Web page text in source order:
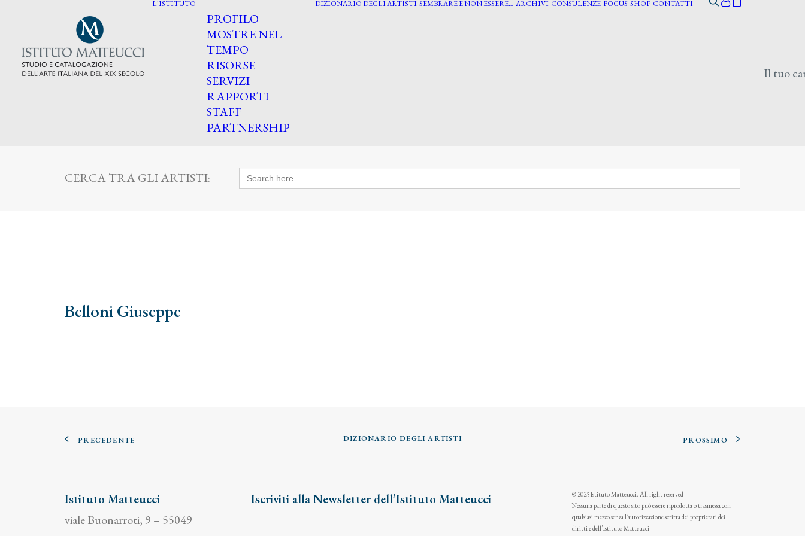
L’ISTITUTO
PROFILO
MOSTRE NEL
TEMPO
RISORSE
SERVIZI
RAPPORTI
STAFF
PARTNERSHIP
DIZIONARIO DEGLI ARTISTI SEMBRARE E NON ESSERE… ARCHIVI CONSULENZE FOCUS SHOP CONTATTI
Il tuo
CERCA TRA GLI ARTISTI: Search
for:
Belloni Giuseppe
PRECEDENTE DIZIONARIO DEGLI ARTISTI PROSSIMO
Istituto Matteucci
viale Buonarroti, 9 – 55049
Iscriviti alla Newsletter dell’Istituto Matteucci
© 2025 Istituto Matteucci. All right reserved
Nessuna parte di questo sito può essere riprodotta o trasmessa con
qualsiasi mezzo senza l’autorizzazione scritta dei proprietari dei
diritti e dell’Istituto Matteucci